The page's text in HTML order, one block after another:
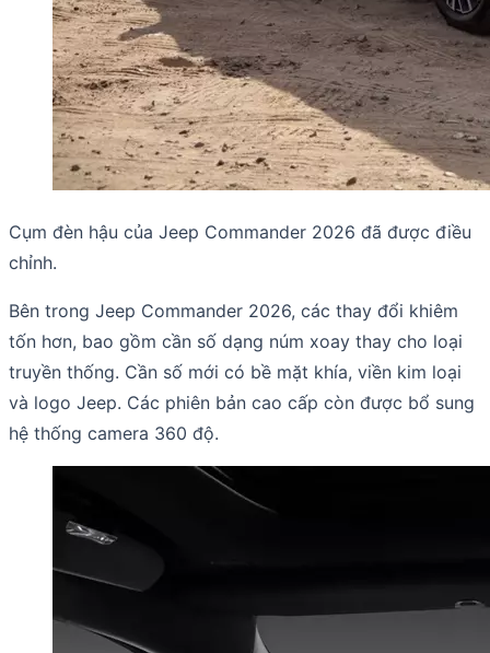
Cụm đèn hậu của Jeep Commander 2026 đã được điều
chỉnh.
Bên trong Jeep Commander 2026, các thay đổi khiêm
tốn hơn, bao gồm cần số dạng núm xoay thay cho loại
truyền thống. Cần số mới có bề mặt khía, viền kim loại
và logo Jeep. Các phiên bản cao cấp còn được bổ sung
hệ thống camera 360 độ.